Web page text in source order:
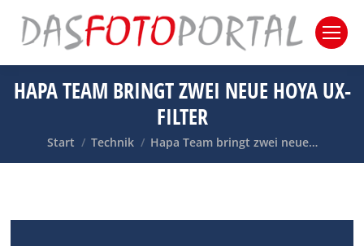
HAPA TEAM BRINGT ZWEI NEUE HOYA UX-
FILTER
Sie befinden sich hier:
Start Technik Hapa Team bringt zwei neue…